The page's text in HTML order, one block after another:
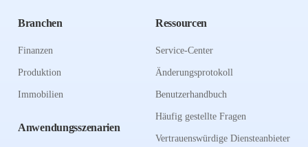
Branchen
Finanzen
Produktion
Immobilien
Anwendungsszenarien
Ressourcen
Service-Center
Änderungsprotokoll
Benutzerhandbuch
Häufig gestellte Fragen
Vertrauenswürdige Diensteanbieter